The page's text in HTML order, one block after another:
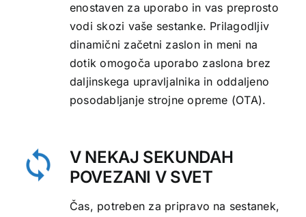
enostaven za uporabo in vas preprosto
vodi skozi vaše sestanke. Prilagodljiv
dinamični začetni zaslon in meni na
dotik omogoča uporabo zaslona brez
daljinskega upravljalnika in oddaljeno
posodabljanje strojne opreme (OTA).
V NEKAJ SEKUNDAH
POVEZANI V SVET
Čas, potreben za pripravo na sestanek,